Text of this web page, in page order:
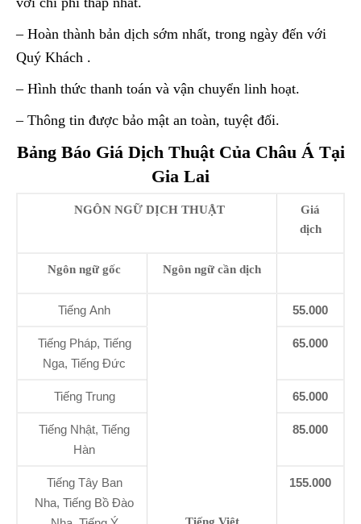
– Hoàn thành bản dịch sớm nhất, trong ngày đến với
Quý Khách .
– Hình thức thanh toán và vận chuyển linh hoạt.
– Thông tin được bảo mật an toàn, tuyệt đối.
Bảng Báo Giá Dịch Thuật Của Châu Á Tại
Gia Lai
NGÔN NGỮ DỊCH THUẬT
Giá
dịch
Ngôn ngữ gốc Ngôn ngữ cần dịch
Tiếng Anh 55.000
Tiếng Pháp, Tiếng
Nga, Tiếng Đức
65.000
Tiếng Trung 65.000
Tiếng Nhật, Tiếng
Hàn
85.000
Tiếng Tây Ban
Nha, Tiếng Bồ Đào
155.000